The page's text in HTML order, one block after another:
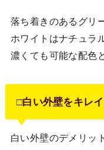
落ち着きのあるグリ
ホワイトはナチュラ
濃くても可能な配色
□白い外壁をキレ
白い外壁のデメリッ